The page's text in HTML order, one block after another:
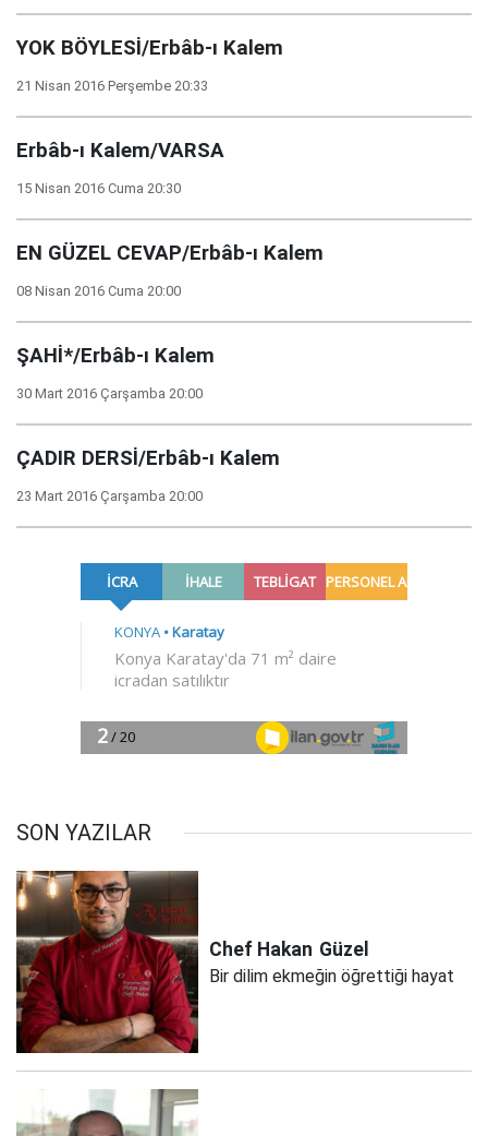
YOK BÖYLESİ/Erbâb-ı Kalem
21 Nisan 2016 Perşembe 20:33
Erbâb-ı Kalem/VARSA
15 Nisan 2016 Cuma 20:30
EN GÜZEL CEVAP/Erbâb-ı Kalem
08 Nisan 2016 Cuma 20:00
ŞAHİ*/Erbâb-ı Kalem
30 Mart 2016 Çarşamba 20:00
ÇADIR DERSİ/Erbâb-ı Kalem
23 Mart 2016 Çarşamba 20:00
SON YAZILAR
Chef Hakan Güzel
Bir dilim ekmeğin öğrettiği hayat